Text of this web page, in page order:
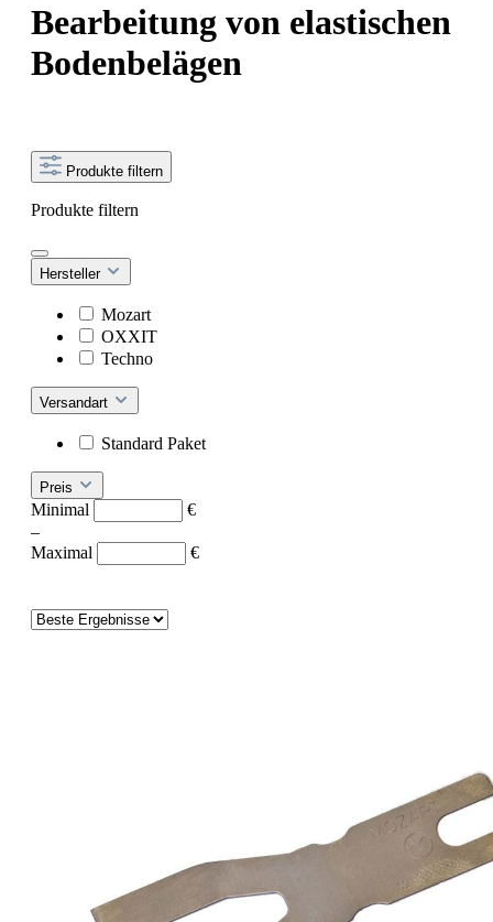
Bearbeitung von elastischen
Bodenbelägen
Produkte filtern
Produkte filtern
Hersteller
Mozart
OXXIT
Techno
Versandart
Standard Paket
Preis
Minimal
€
–
Maximal
€